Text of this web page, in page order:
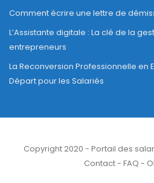
Comment écrire une lettre de
L’Assistante digitale : La clé de la
entrepreneurs
La Reconversion Professionnelle en
Départ pour les Salariés
Copyright 2020 - Portail des
Contact- FAQ -